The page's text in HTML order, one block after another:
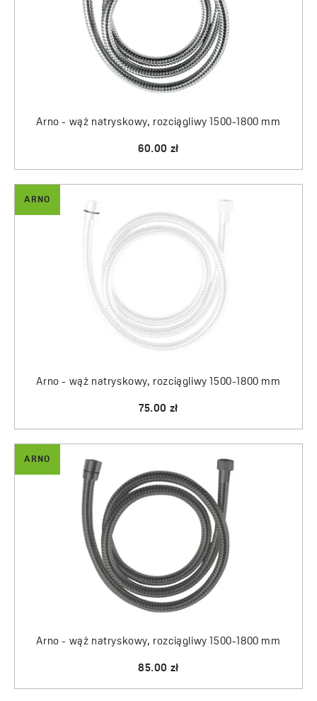
Arno - wąż natryskowy, rozciągliwy 1500-1800 mm
60.00 zł
ARNO
Arno - wąż natryskowy, rozciągliwy 1500-1800 mm
75.00 zł
ARNO
Arno - wąż natryskowy, rozciągliwy 1500-1800 mm
85.00 zł